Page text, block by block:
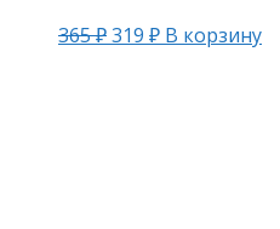
365₽319 ₽ В корзину